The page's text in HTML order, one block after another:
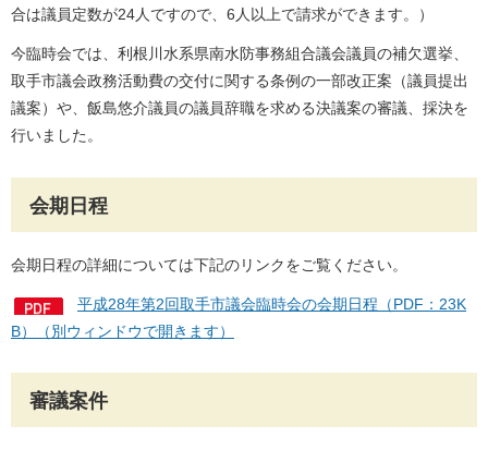
合は議員定数が24人ですので、6人以上で請求ができます。）
今臨時会では、利根川水系県南水防事務組合議会議員の補欠選挙、
取手市議会政務活動費の交付に関する条例の一部改正案（議員提出
議案）や、飯島悠介議員の議員辞職を求める決議案の審議、採決を
行いました。
会期日程
会期日程の詳細については下記のリンクをご覧ください。
平成28年第2回取手市議会臨時会の会期日程（PDF：23K
B）（別ウィンドウで開きます）
審議案件